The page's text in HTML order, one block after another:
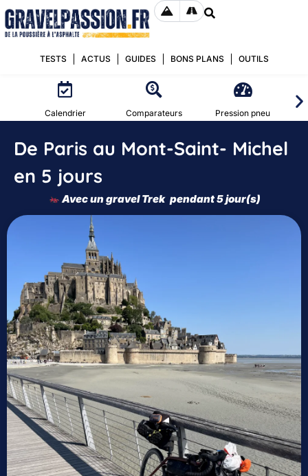
TESTS ACTUS GUIDES BONS PLANS OUTILS
Calendrier Comparateurs Pression pneu
De Paris au Mont-Saint- Michel
en 5 jours
Avec un gravelTrek pendant 5 jour(s)